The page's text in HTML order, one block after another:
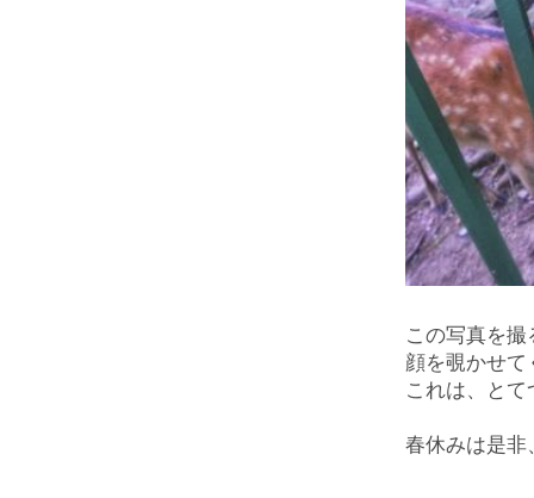
この写真を
顔を覗かせて
これは、と
春休みは是非